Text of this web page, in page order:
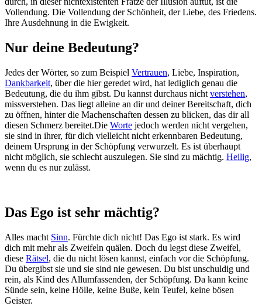
Vollendung. Die Vollendung der Schönheit, der Liebe, des Friedens.
Ihre Ausdehnung in die Ewigkeit.
Nur deine Bedeutung?
Jedes der Wörter, so zum Beispiel Vertrauen, Liebe, Inspiration,
Dankbarkeit, über die hier geredet wird, hat lediglich genau die
Bedeutung, die du ihm gibst. Du kannst durchaus nicht verstehen,
missverstehen. Das liegt alleine an dir und deiner Bereitschaft, dich
zu öffnen, hinter die Machenschaften dessen zu blicken, das dir all
diesen Schmerz bereitet.Die Worte jedoch werden nicht vergehen,
sie sind in ihrer, für dich vielleicht nicht erkennbaren Bedeutung,
deinem Ursprung in der Schöpfung verwurzelt. Es ist überhaupt
nicht möglich, sie schlecht auszulegen. Sie sind zu mächtig. Heilig,
wenn du es nur zulässt.
Das Ego ist sehr mächtig?
Alles macht Sinn. Fürchte dich nicht! Das Ego ist stark. Es wird
dich mit mehr als Zweifeln quälen. Doch du legst diese Zweifel,
diese Rätsel, die du nicht lösen kannst, einfach vor die Schöpfung.
Du übergibst sie und sie sind nie gewesen. Du bist unschuldig und
rein, als Kind des Allumfassenden, der Schöpfung. Da kann keine
Sünde sein, keine Hölle, keine Buße, kein Teufel, keine bösen
Geister.